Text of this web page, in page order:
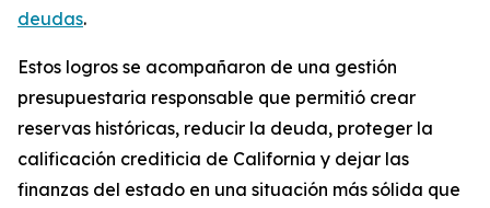
deudas.
Estos logros se acompañaron de una gestión
presupuestaria responsable que permitió crear
reservas históricas, reducir la deuda, proteger la
calificación crediticia de California y dejar las
finanzas del estado en una situación más sólida que